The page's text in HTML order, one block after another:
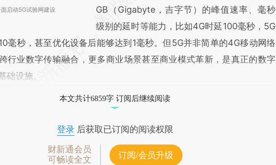
启动5G试验网建设
GB（Gigabyte，吉字节）的峰值速率、毫秒
级别的延时等能力，比如4G时延100毫秒，5G
毫秒，甚至优化设备后能够达到1毫秒。但5G并非简单的4G移动网络
行业数字传输融合，更多商业场景甚至商业模式革新，是真正的数字
础设施。
本文共计6859字 订阅后继续阅读
登录后获取已订阅的阅读权限
财新通会员
可畅读全文
订阅/会员升级